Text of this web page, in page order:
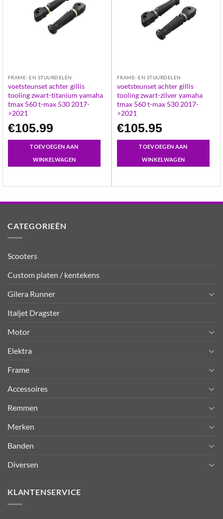
FRAME- EN STUURDELEN
voetsteunset achter gillis
tooling zwart-titanium yamaha
tmax 560 t-max 530 2017-
>2021
€105.99
TOEVOEGEN AAN
WINKELWAGEN
FRAME- EN STUURDELEN
voetsteunset achter gillis
tooling zwart-zilver yamaha
tmax 560 t-max 530 2017-
>2021
€105.95
TOEVOEGEN AAN
WINKELWAGEN
CATEGORIEËN
Scooters
Custom platen / kentekens
Gilera Runner
Italjet Dragster
Motor
Elektra
Frame
Accessoires
Remmen
Merken
Banden
Diversen
KLANTENSERVICE